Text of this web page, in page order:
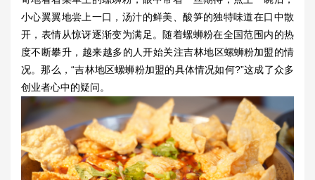
小心翼翼地尝上一口，汤汁的鲜美、酸笋的独特味道在口中散
开，表情从惊讶逐渐变为满足。随着螺蛳粉在全国范围内的热
度不断攀升，越来越多的人开始关注吉林地区螺蛳粉加盟的情
况。那么，“吉林地区螺蛳粉加盟的具体情况如何?”这成了众多
创业者心中的疑问。